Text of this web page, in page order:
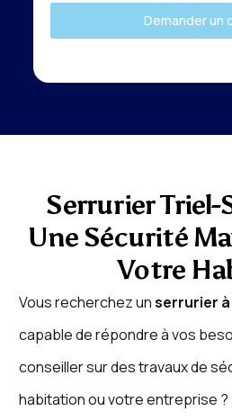
Demander un
Serrurier Triel-
Une Sécurité
Votre
Vous recherchez unserrurier
capable de répondre à vos
conseiller sur des travaux de
habitation ou votre entreprise ?